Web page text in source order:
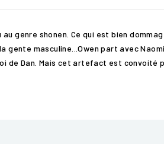
genre shonen. Ce qui est bien
masculine...Owen part avec
de Dan. Mais cet artefact est convoité